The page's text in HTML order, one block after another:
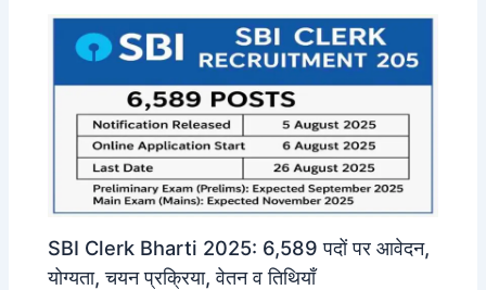
SBI Clerk Bharti 2025: 6,589 पदों पर आवेदन,
योग्यता, चयन प्रक्रिया, वेतन व तिथियाँ